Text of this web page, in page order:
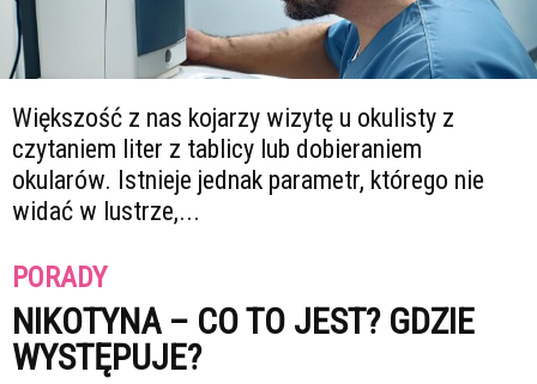
Większość z nas kojarzy wizytę u okulisty z
czytaniem liter z tablicy lub dobieraniem
okularów. Istnieje jednak parametr, którego nie
widać w lustrze,...
PORADY
NIKOTYNA – CO TO JEST? GDZIE
WYSTĘPUJE?